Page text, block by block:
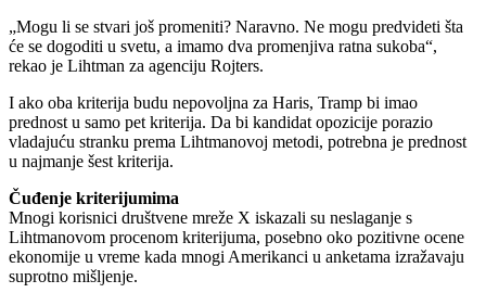
„Mogu li se stvari još promeniti? Naravno. Ne mogu predvideti šta
će se dogoditi u svetu, a imamo dva promenjiva ratna sukoba“,
rekao je Lihtman za agenciju Rojters.
I ako oba kriterija budu nepovoljna za Haris, Tramp bi imao
prednost u samo pet kriterija. Da bi kandidat opozicije porazio
vladajuću stranku prema Lihtmanovoj metodi, potrebna je prednost
u najmanje šest kriterija.
Čuđenje kriterijumima
Mnogi korisnici društvene mreže X iskazali su neslaganje s
Lihtmanovom procenom kriterijuma, posebno oko pozitivne ocene
ekonomije u vreme kada mnogi Amerikanci u anketama izražavaju
suprotno mišljenje.